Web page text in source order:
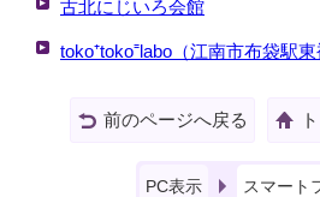
古北にじいろ会館
toko⁺toko⁼labo（江南市布袋駅東
前のページへ戻る
PC表示 スマート